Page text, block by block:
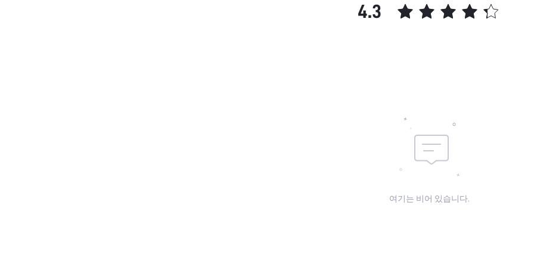
4.3
여기는 비어 있습니다.